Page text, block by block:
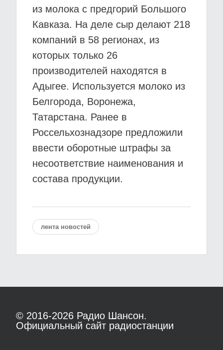
из молока с предгорий Большого
Кавказа. На деле сыр делают 218
компаний в 58 регионах, из
которых только 26
производителей находятся в
Адыгее. Используется молоко из
Белгорода, Воронежа,
Татарстана. Ранее в
Россельхознадзоре предложили
ввести оборотные штрафы за
несоответствие наименования и
состава продукции.
лента новостей
© 2016-2026 Радио Шансон.
Официальный сайт радиостанции